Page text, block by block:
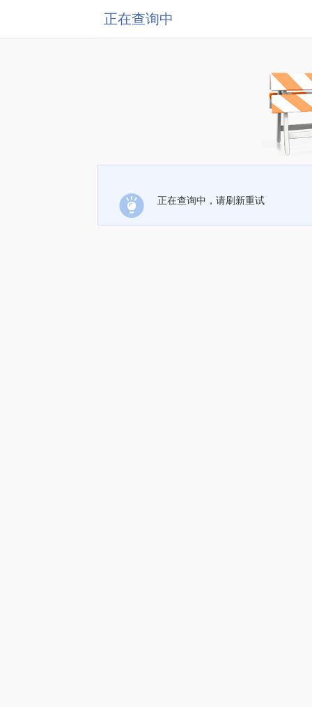
正在查询中
正在查询中，请刷新重试